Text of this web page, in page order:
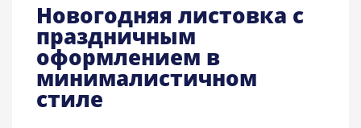
Новогодняя листовка с
праздничным
оформлением в
минималистичном
стиле